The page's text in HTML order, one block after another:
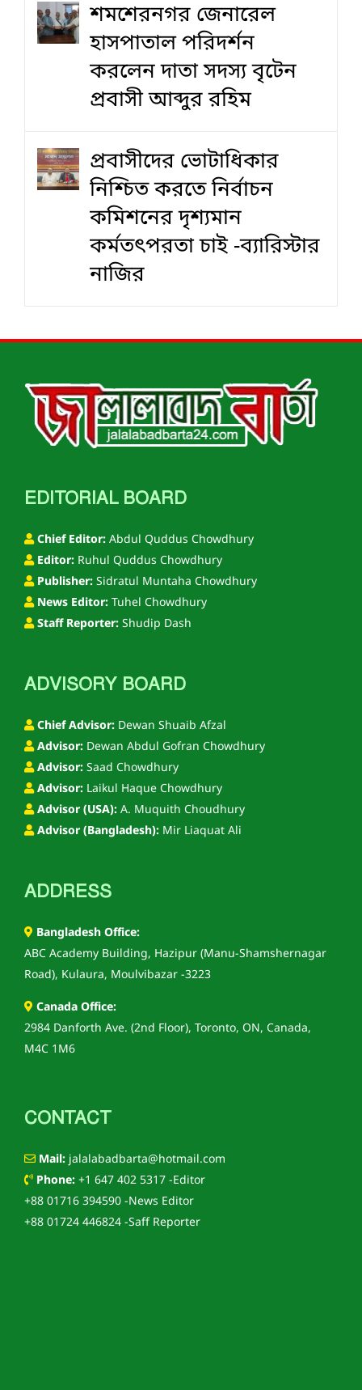
শমশেরনগর জেনারেল
হাসপাতাল পরিদর্শন
করলেন দাতা সদস্য বৃটেন
প্রবাসী আব্দুর রহিম
প্রবাসীদের ভোটাধিকার
নিশ্চিত করতে নির্বাচন
কমিশনের দৃশ‍্যমান
কর্মতৎপরতা চাই -ব্যারিস্টার
নাজির
EDITORIAL BOARD
Chief Editor: Abdul Quddus Chowdhury
Editor: Ruhul Quddus Chowdhury
Publisher: Sidratul Muntaha Chowdhury
News Editor: Tuhel Chowdhury
Staff Reporter: Shudip Dash
ADVISORY BOARD
Chief Advisor: Dewan Shuaib Afzal
Advisor: Dewan Abdul Gofran Chowdhury
Advisor: Saad Chowdhury
Advisor: Laikul Haque Chowdhury
Advisor (USA): A. Muquith Choudhury
Advisor (Bangladesh): Mir Liaquat Ali
ADDRESS
Bangladesh Office:
ABC Academy Building, Hazipur (Manu-Shamshernagar
Road), Kulaura, Moulvibazar -3223
Canada Office:
2984 Danforth Ave. (2nd Floor), Toronto, ON, Canada,
M4C 1M6
CONTACT
Mail: jalalabadbarta@hotmail.com
Phone: +1 647 402 5317 -Editor
+88 01716 394590 -News Editor
+88 01724 446824 -Saff Reporter